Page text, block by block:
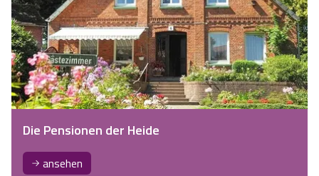
Die Pensionen der Heide
ansehen